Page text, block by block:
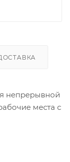
непрерывной
места с